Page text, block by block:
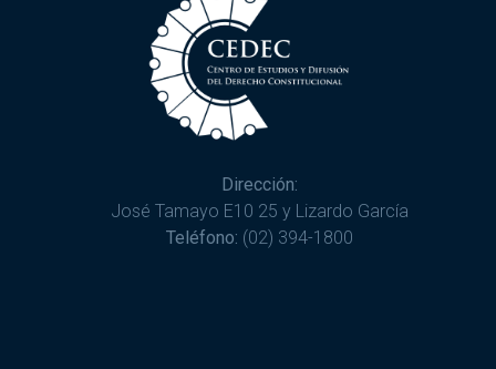
Dirección:
José Tamayo E10 25 y Lizardo García
Teléfono: (02) 394-1800